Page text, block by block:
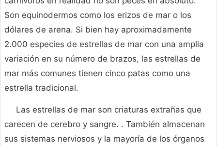
Son equinodermos como los erizos de mar o los
dólares de arena. Si bien hay aproximadamente
2.000 especies de estrellas de mar con una amplia
variación en su número de brazos, las estrellas de
mar más comunes tienen cinco patas como una
estrella tradicional.
Las estrellas de mar son criaturas extrañas que
carecen de cerebro y sangre. . También almacenan
sus sistemas nerviosos y la mayoría de los órganos